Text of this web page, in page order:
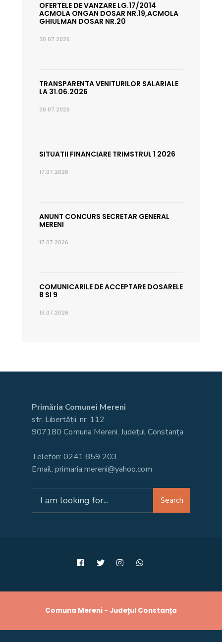
OFERTELE DE VANZARE LG.17/2014
ACMOLA ONGAN DOSAR NR.19,ACMOLA
GHIULMAN DOSAR NR.20
30.07.2026
TRANSPARENTA VENITURILOR SALARIALE
LA 31.06.2026
20.07.2026
SITUATII FINANCIARE TRIMSTRUL 1 2026
17.07.2026
ANUNT CONCURS SECRETAR GENERAL
MERENI
17.07.2026
COMUNICARILE DE ACCEPTARE DOSARELE
8 SI 9
13.07.2026
Primăria Comunei Mereni
str. Libertății, nr. 112
907180 Comuna Mereni, Județul Constanța
Telefon: 0241 859 203
Email: primaria.mereni@yahoo.com
for:
Search
Comuna Mereni - Județul Constanța